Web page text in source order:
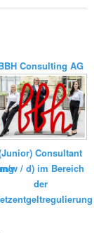
Consulting AG
Consultant
w / d) im Bereich
der